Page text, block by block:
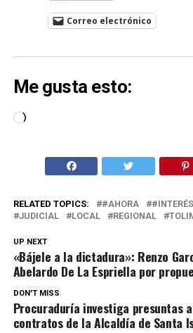
Correo electrónico
Me gusta esto:
Cargando...
RELATED TOPICS: #AHORA #INTERÉS
JUDICIAL
LOCAL REGIONAL
UP NEXT
«Bájele a la dictadura»: Renzo
Abelardo De La Espriella por
DON'T MISS
Procuraduría investiga presuntas
contratos de la Alcaldía de Santa